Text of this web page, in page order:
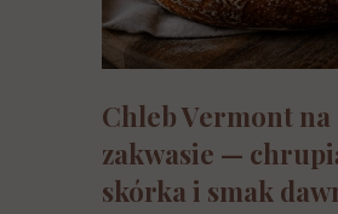
Chleb Vermont na
zakwasie —
skórka i smak